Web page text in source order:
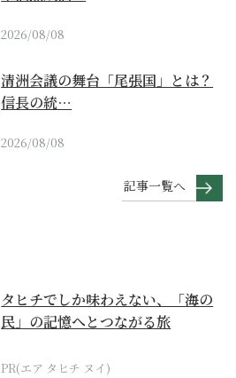
2026/08/08
清洲会議の舞台「尾張国」とは？
信長の統…
2026/08/08
記事一覧へ
タヒチでしか味わえない、「海の
民」の記憶へとつながる旅
PR(エア タヒチ ヌイ)